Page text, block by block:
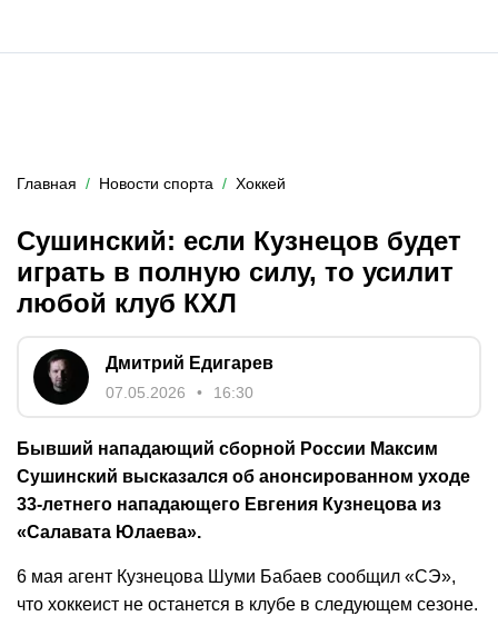
Главная Новости спорта Хоккей
Сушинский: если Кузнецов будет
играть в полную силу, то усилит
любой клуб КХЛ
Дмитрий Едигарев
07.05.2026 16:30
Бывший нападающий сборной России Максим
Сушинский высказался об анонсированном уходе
33-летнего нападающего Евгения Кузнецова из
«Салавата Юлаева».
6 мая агент Кузнецова Шуми Бабаев сообщил «СЭ»,
что хоккеист не останется в клубе в следующем сезоне.